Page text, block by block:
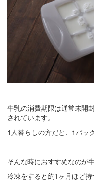
牛乳の消費期限は通常未開
されています。
1人暮らしの方だと、1パッ
そんな時におすすめなのが
冷凍をすると約1ヶ月ほど持